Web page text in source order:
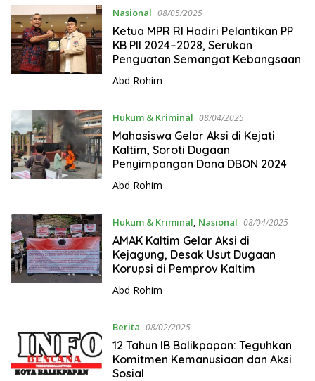
Nasional 08/05/2025
Ketua MPR RI Hadiri Pelantikan PP
KB PII 2024–2028, Serukan
Penguatan Semangat Kebangsaan
Abd Rohim
Hukum & Kriminal 08/04/2025
Mahasiswa Gelar Aksi di Kejati
Kaltim, Soroti Dugaan
Penyimpangan Dana DBON 2024
Abd Rohim
Hukum & Kriminal, Nasional 08/04/2025
AMAK Kaltim Gelar Aksi di
Kejagung, Desak Usut Dugaan
Korupsi di Pemprov Kaltim
Abd Rohim
Berita 08/02/2025
12 Tahun IB Balikpapan: Teguhkan
Komitmen Kemanusiaan dan Aksi
Sosial